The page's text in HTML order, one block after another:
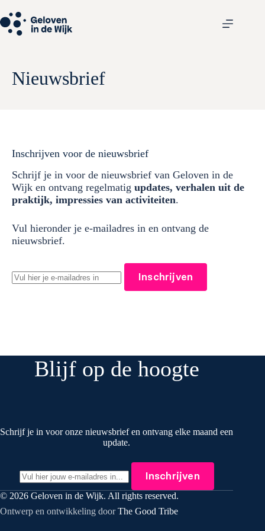
Nieuwsbrief
Inschrijven voor de nieuwsbrief
Schrijf je in voor de nieuwsbrief van Geloven in de
Wijk en ontvang regelmatig updates, verhalen uit de
praktijk, impressies van activiteiten.
Vul hieronder je e-mailadres in en ontvang de
nieuwsbrief.
Inschrijven
Blijf op de hoogte
Schrijf je in voor onze nieuwsbrief en ontvang elke maand een
update.
Inschrijven
© 2026 Geloven in de Wijk. All rights reserved.
Ontwerp en ontwikkeling doorThe Good Tribe